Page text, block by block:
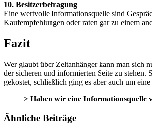
10. Besitzerbefragung
Eine wertvolle Informationsquelle sind
Kaufempfehlungen oder raten gar zu einem
Fazit
Wer glaubt über Zeltanhänger kann man sich
der sicheren und informierten Seite zu
gekostet, schließlich ging es aber auch um
> Haben wir eine Informationsquelle
Ähnliche Beiträge